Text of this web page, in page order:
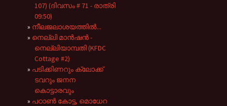
107) (ദിവസം # 71 - രാത്രി
09:50)
നീലജലാശയത്തിൽ...
നെല്ലി മാൻഷൻ -
നെല്ലിയാമ്പതി (KFDC
Cottage #2)
പടിക്കിണറും ക്ലോക്ക്
ടവറും ജനന
കൊട്ടാരവും
പഠാൺ കോട്ട, മൊധേറ